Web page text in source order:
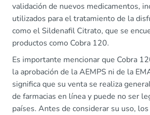
validación de nuevos medicamentos,
utilizados para el tratamiento de la
como el Sildenafil Citrato, que se
productos como Cobra 120.
Es importante mencionar que Cobra
la aprobación de la AEMPS ni de la
significa que su venta se realiza
de farmacias en línea y puede no ser
países. Antes de considerar su uso,